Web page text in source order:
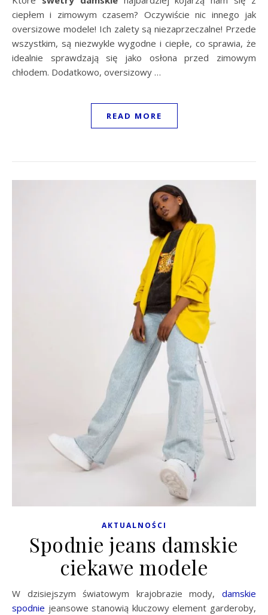
ciepłem i zimowym czasem? Oczywiście nic innego jak
oversizowe modele! Ich zalety są niezaprzeczalne! Przede
wszystkim, są niezwykle wygodne i ciepłe, co sprawia, że
idealnie sprawdzają się jako osłona przed zimowym
chłodem. Dodatkowo, oversizowy …
READ MORE
AKTUALNOŚCI
Spodnie jeans damskie
ciekawe modele
W dzisiejszym światowym krajobrazie mody, damskie
spodnie jeansowe stanowią kluczowy element garderoby,